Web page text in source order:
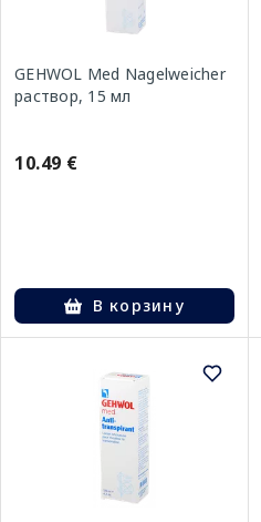
GEHWOL Med Nagelweicher
раствор, 15 мл
10.49 €
В корзину